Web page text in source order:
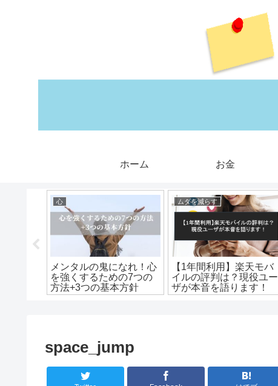
ホーム お金
心
メンタルの鬼になれ！心
を強くするための7つの
方法+3つの基本方針
ムダを減らす
【1年間利用】楽天モバ
イルの評判は？現役ユー
ザが本音を語ります！
space_jump